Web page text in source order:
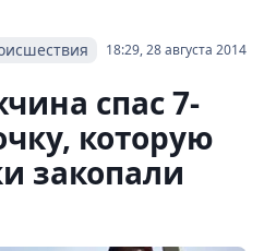
18:29, 28 августа 2014
спас 7-
которую
закопали